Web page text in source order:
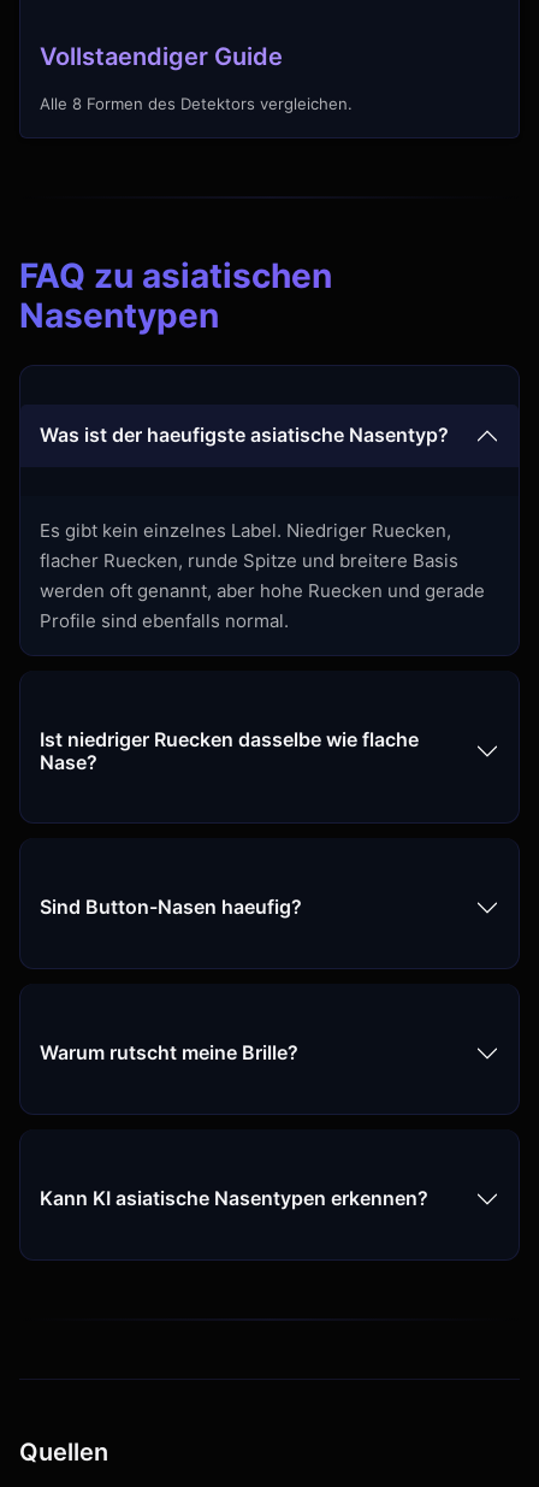
Vollstaendiger Guide
Alle 8 Formen des Detektors vergleichen.
FAQ zu asiatischen
Nasentypen
Was ist der haeufigste asiatische Nasentyp?
Es gibt kein einzelnes Label. Niedriger Ruecken,
flacher Ruecken, runde Spitze und breitere Basis
werden oft genannt, aber hohe Ruecken und gerade
Profile sind ebenfalls normal.
Ist niedriger Ruecken dasselbe wie flache
Nase?
Sind Button-Nasen haeufig?
Warum rutscht meine Brille?
Kann KI asiatische Nasentypen erkennen?
Quellen